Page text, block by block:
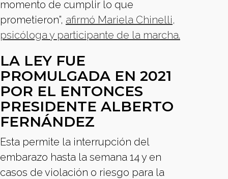
momento de cumplir lo que
prometieron”, afirmó Mariela Chinelli,
psicóloga y participante de la marcha.
LA LEY FUE
PROMULGADA EN 2021
POR EL ENTONCES
PRESIDENTE ALBERTO
FERNÁNDEZ
Esta permite la interrupción del
embarazo hasta la semana 14 y en
casos de violación o riesgo para la